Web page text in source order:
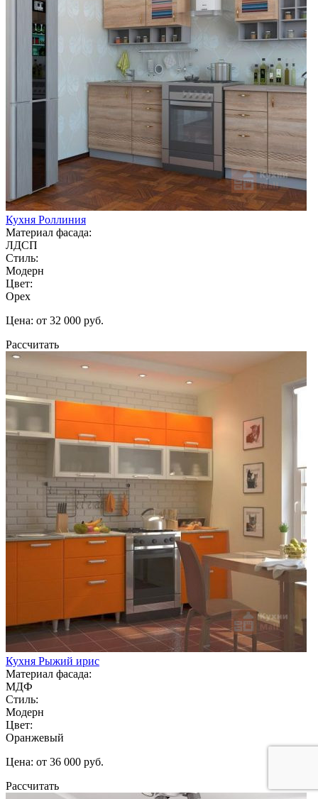
Кухня Роллиния
Материал фасада:
ЛДСП
Стиль:
Модерн
Цвет:
Орех
Цена: от 32 000 руб.
Рассчитать
Кухня Рыжий ирис
Материал фасада:
МДФ
Стиль:
Модерн
Цвет:
Оранжевый
Цена: от 36 000 руб.
Рассчитать